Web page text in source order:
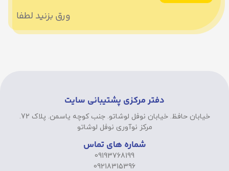
ورق بزنید لطفا
دفتر مرکزی پشتیبانی سایت
خیابان حافظ. خیابان نوفل لوشاتو. جنب کوچه یاسمن. پلاک 72.
مرکز نوآوری نوفل لوشاتو
شماره های تماس
09193768199
09218315396